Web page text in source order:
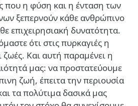
που η φύση και η ένταση των
ξεπερνούν κάθε ανθρώπινο
επιχειρησιακή δυνατότητα.
ότι στις πυρκαγιές η
Και αυτή παραμένει η
μας: να προστατεύουμε
ζωή, έπειτα την περιουσία
τα πολύτιμα δασικά μας